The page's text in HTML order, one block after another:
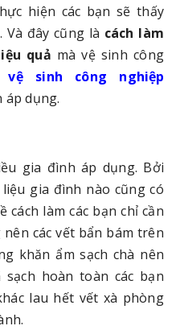
hiện các bạn sẽ thấy
đây cũng là cách làm
quả mà vệ sinh công
vệ sinh công nghiệp
áp dụng.
gia đình áp dụng. Bởi
gia đình nào cũng có
cách làm các bạn chỉ cần
các vết bẩn bám trên
khăn ẩm sạch chà nên
hoàn toàn các bạn
lau hết vết xà phòng